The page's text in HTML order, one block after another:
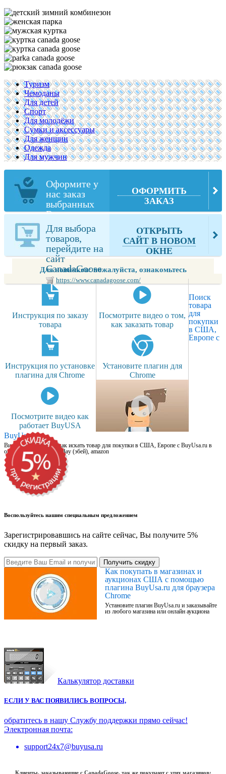
Туризм
Чемоданы
Для детей
Спорт
Для молодёжи
Сумки и аксессуары
Для женщин
Одежда
Для мужчин
Оформите у
нас заказ
выбранных
Вами товаров
из
CanadaGoose
ОФОРМИТЬ
ЗАКАЗ
Для выбора
товаров,
перейдите на
сайт
CanadaGoose
https://www.canadagoose.com/
ОТКРЫТЬ
САЙТ В НОВОМ
ОКНЕ
Для новичков: пожалуйста, ознакомьтесь
Инструкция по заказу
товара
Посмотрите видео о том,
как заказать товар
Инструкция по установке
плагина для Chrome
Установите плагин для
Chrome
Посмотрите видео как
работает BuyUSA
Поиск
товара
для
покупки
в США,
Европе с
BuyUsa.ru
Видео для новичков: как искать товар для покупки в США, Европе с BuyUsa.ru в
онлайн магазинах, на eBay (эбей), amazon
Воспользуйтесь нашим специальным предложением
Зарегистрировавшись на сайте сейчас, Вы получите 5%
скидку на первый заказ.
Получить скидку
Как покупать в магазинах и
аукционах США с помощью
плагина BuyUsa.ru для браузера
Chrome
Установите плагин BuyUsa.ru и заказывайте
из любого магазина или онлайн аукциона
Калькулятор доставки
ЕСЛИ У ВАС ПОЯВИЛИСЬ ВОПРОСЫ,
обратитесь в нашу Службу поддержки прямо сейчас!
Электронная почта:
support24x7@buyusa.ru
Клиенты, заказывающие с CanadaGoose, так же покупают с этих магазинов: